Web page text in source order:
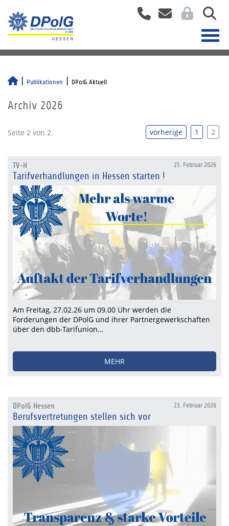
Publikationen DPolG Aktuell
Archiv 2026
Seite 2 von 2. vorherige 1 2
25. Februar 2026
TV-H
Tarifverhandlungen in Hessen starten !
Am Freitag, 27.02.26 um 09.00 Uhr werden die
Forderungen der DPolG und ihrer Partnergewerkschaften
über den dbb-Tarifunion…
MEHR
23. Februar 2026
DPolG Hessen
Berufsvertretungen stellen sich vor